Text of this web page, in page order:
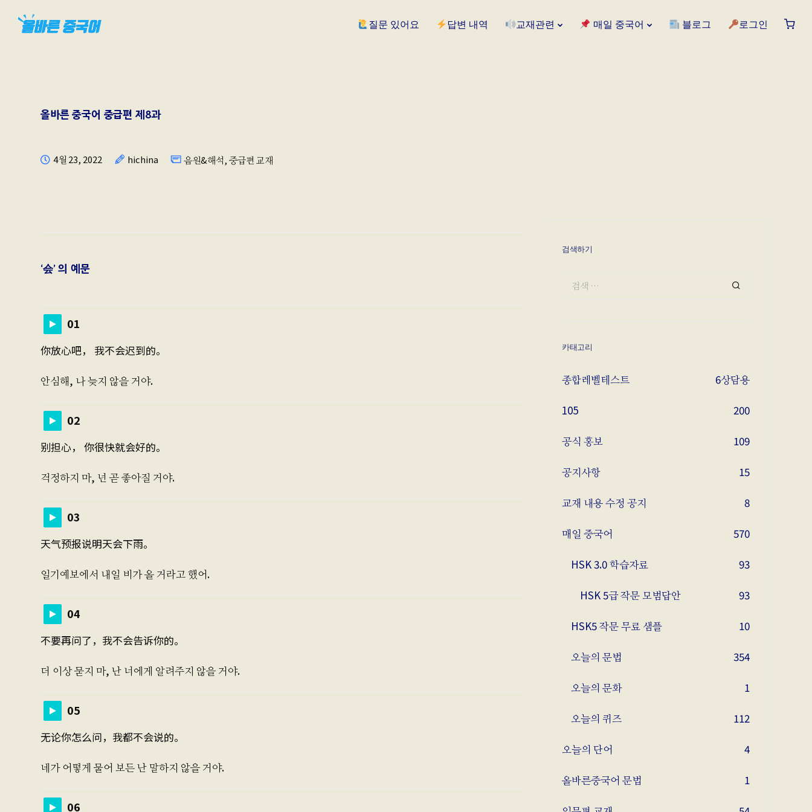
질문 있어요 답변 내역 교재관련 매일 중국어 블로그 로그인
올바른 중국어 중급편 제8과
4월 23, 2022 hichina 음원&해석,중급편 교재
‘会’ 의 예문
01
你放心吧， 我不会迟到的。
안심해, 나 늦지 않을 거야.
02
别担心， 你很快就会好的。
걱정하지 마, 넌 곧 좋아질 거야.
03
天气预报说明天会下雨。
일기예보에서 내일 비가 올 거라고 했어.
04
不要再问了，我不会告诉你的。
더 이상 묻지 마, 난 너에게 알려주지 않을 거야.
05
无论你怎么问，我都不会说的。
네가 어떻게 물어 보든 난 말하지 않을 거야.
06
검색하기
카태고리
상담용
종합레벨테스트 6
105 200
공식 홍보 109
공지사항 15
교재 내용 수정 공지 8
매일 중국어 570
HSK 3.0 학습자료 93
HSK 5급 작문 모범답안 93
HSK5 작문 무료 샘플 10
오늘의 문법 354
오늘의 문화 1
오늘의 퀴즈 112
오늘의 단어 4
올바른중국어 문법 1